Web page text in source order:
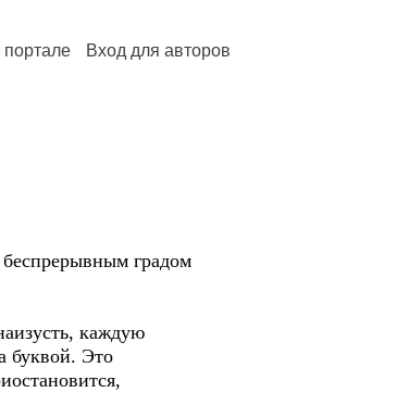
Вход для авторов
градом
каждую
буквой. Это